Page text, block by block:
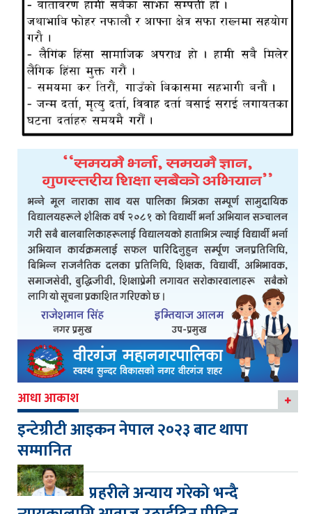
आधा आकाश
इन्टेग्रीटी आइकन नेपाल २०२३ बाट थापा
सम्मानित
प्रहरीले अन्याय गरेको भन्दै